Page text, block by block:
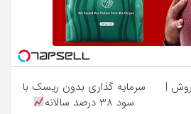
|
سرمایه گذاری بدون ریسک با
سود 38 درصد سالانه